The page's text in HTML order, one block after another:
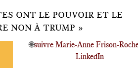
ONT LE POUVOIR ET LE
NON À TRUMP »
🌐suivre Marie-Anne Frison-
LinkedIn